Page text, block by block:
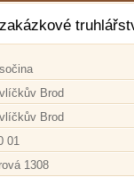
Brod
Brod
01
1308